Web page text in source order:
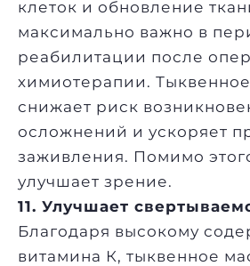
клеток и обновление
максимально важно в
реабилитации после
химиотерапии.
снижает риск
осложнений и ускоряет
заживления. Помимо
улучшает зрение.
11. Улучшает
Благодаря высокому
витамина К, тыквенное